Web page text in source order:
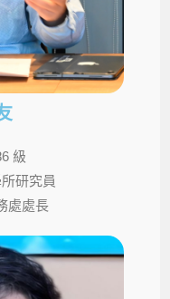
級
研究員
處處長